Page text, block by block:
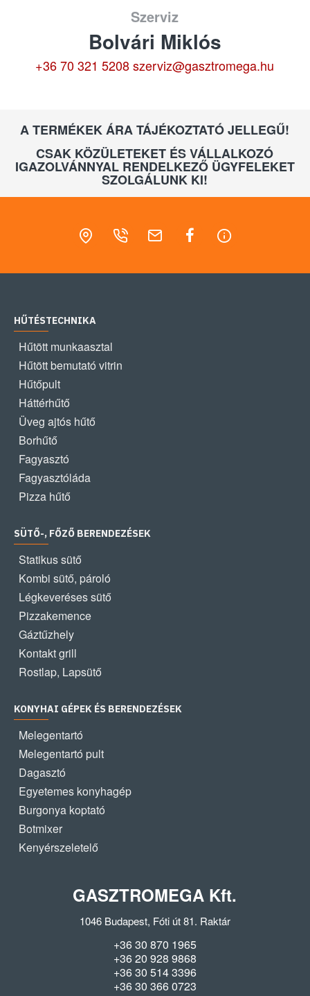
Szerviz
Bolvári Miklós
+36 70 321 5208 szerviz@gasztromega.hu
A TERMÉKEK ÁRA TÁJÉKOZTATÓ JELLEGŰ!
CSAK KÖZÜLETEKET ÉS VÁLLALKOZÓ
IGAZOLVÁNNYAL RENDELKEZŐ ÜGYFELEKET
SZOLGÁLUNK KI!
HŰTÉSTECHNIKA
Hűtött munkaasztal
Hűtött bemutató vitrin
Hűtőpult
Háttérhűtő
Üveg ajtós hűtő
Borhűtő
Fagyasztó
Fagyasztóláda
Pizza hűtő
SÜTŐ-, FŐZŐ BERENDEZÉSEK
Statikus sütő
Kombi sütő, pároló
Légkeveréses sütő
Pizzakemence
Gáztűzhely
Kontakt grill
Rostlap, Lapsütő
KONYHAI GÉPEK ÉS BERENDEZÉSEK
Melegentartó
Melegentartó pult
Dagasztó
Egyetemes konyhagép
Burgonya koptató
Botmixer
Kenyérszeletelő
GASZTROMEGA Kft.
1046 Budapest, Fóti út 81. Raktár
+36 30 870 1965
+36 20 928 9868
+36 30 514 3396
+36 30 366 0723